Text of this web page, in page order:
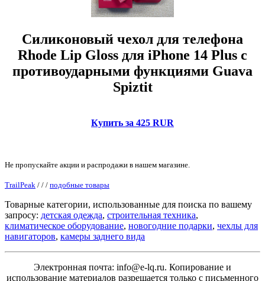
Силиконовый чехол для телефона
Rhode Lip Gloss для iPhone 14 Plus с
противоударными функциями Guava
Spiztit
Купить за 425 RUR
Не пропускайте акции и распродажи в нашем магазине.
TrailPeak / / / подобные товары
Товарные категории, использованные для поиска по вашему
запросу: детская одежда, строительная техника,
климатическое оборудование, новогодние подарки, чехлы для
навигаторов, камеры заднего вида
Электронная почта: info@e-lq.ru. Копирование и
использование материалов разрешается только с письменного